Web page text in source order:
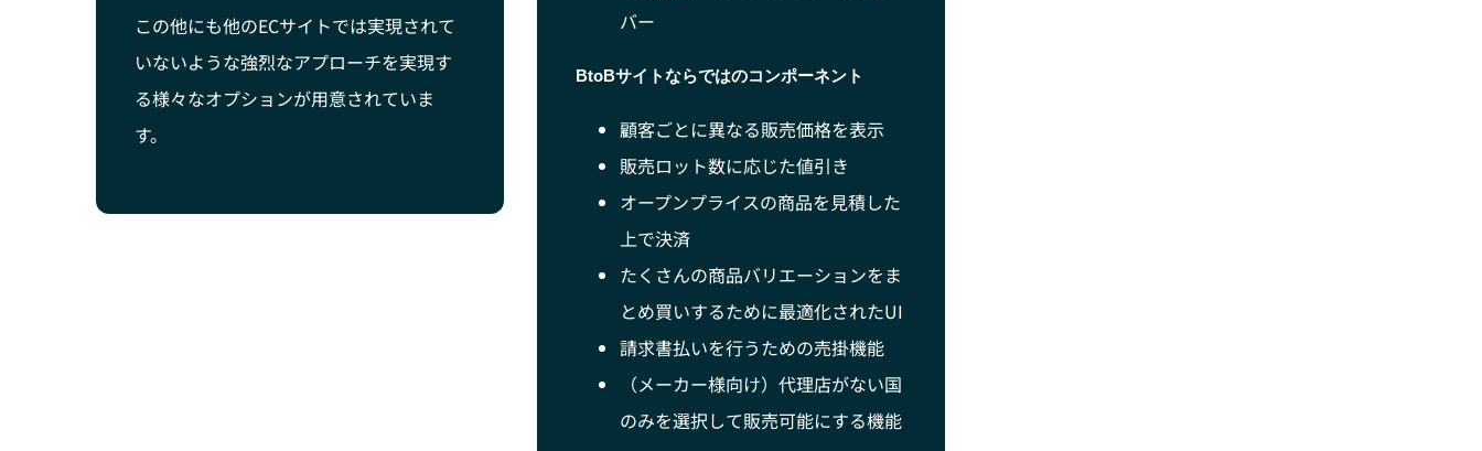
この他にも他のECサイトでは実現されて
いないような強烈なアプローチを実現す
る様々なオプションが用意されていま
す。
バー
BtoBサイトならではのコンポーネント
顧客ごとに異なる販売価格を表示
販売ロット数に応じた値引き
オープンプライスの商品を見積した
上で決済
たくさんの商品バリエーションをま
とめ買いするために最適化されたUI
請求書払いを行うための売掛機能
（メーカー様向け）代理店がない国
のみを選択して販売可能にする機能